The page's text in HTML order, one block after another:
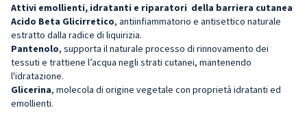
Attivi emollienti, idratanti e riparatori della barriera cutanea
Acido Beta Glicirretico, antiinfiammatorio e antisettico naturale
estratto dalla radice di liquirizia.
Pantenolo, supporta il naturale processo di rinnovamento dei
tessuti e trattiene l’acqua negli strati cutanei, mantenendo
l'idratazione.
Glicerina, molecola di origine vegetale con proprietà idratanti ed
emollienti.